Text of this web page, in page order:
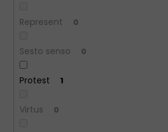
Represent 0
Sesto senso 0
Protest 1
Virtus 0